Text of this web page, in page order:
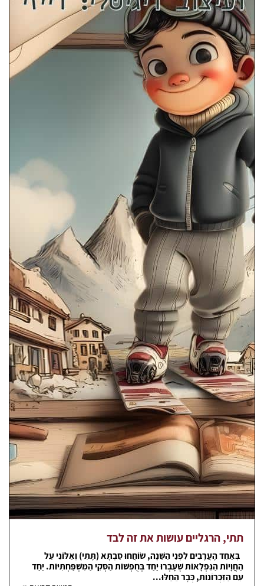
תתי, הרגליים עושות את זה לבד
בְּאַחַד הָעֲרָבִים לִפְנֵי הַשֵּׁנָה, שׂוֹחֲחוּ סַבְתָּא (תָּתִי) וְאַלּוֹנִי עַל
הַחֲוָיוֹת הַנִּפְלָאוֹת שֶׁעָבְרוּ יַחַד בְּחֻפְשׁוֹת הַסְּקִי הַמִּשְׁפַּחְתִּיּוֹת. יַחַד
עִם הַזִּכְרוֹנוֹת, כְּבָר הֵחֵלּוּ...